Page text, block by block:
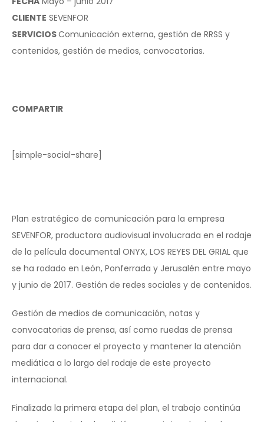
CLIENTE SEVENFOR
SERVICIOSComunicación externa, gestión de RRSS y
contenidos, gestión de medios, convocatorias.
COMPARTIR
[simple-social-share]
Plan estratégico de comunicación para la empresa
SEVENFOR, productora audiovisual involucrada en el rodaje
de la película documental ONYX, LOS REYES DEL GRIAL que
se ha rodado en León, Ponferrada y Jerusalén entre mayo
y junio de 2017. Gestión de redes sociales y de contenidos.
Gestión de medios de comunicación, notas y
convocatorias de prensa, así como ruedas de prensa
para dar a conocer el proyecto y mantener la atención
mediática a lo largo del rodaje de este proyecto
internacional.
Finalizada la primera etapa del plan, el trabajo continúa